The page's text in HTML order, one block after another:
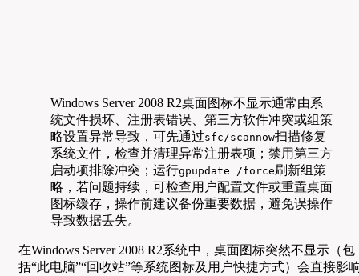
Windows Server 2008 R2桌面图标不显示通常由系
统文件损坏、注册表错误、第三方软件冲突或组策
略设置异常导致，可先通过sfc/scannow扫描修复
系统文件，检查并清理异常注册表项；禁用第三方
启动项排除冲突；运行gpupdate /force刷新组策
略，若问题持续，可检查用户配置文件或重置桌面
图标缓存，操作前建议备份重要数据，避免误操作
导致数据丢失。
在Windows Server 2008 R2系统中，桌面图标突然不显示（包
括“此电脑”“回收站”等系统图标及用户快捷方式）会直接影